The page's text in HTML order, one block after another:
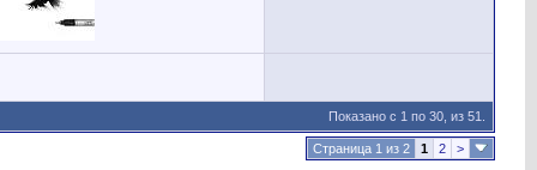
Показано с 1 по 30, из 51.
Страница 1 из 2 1 2 >